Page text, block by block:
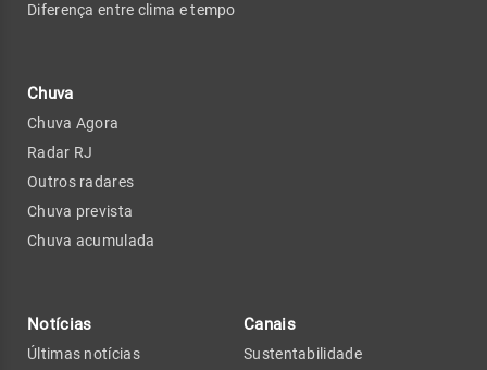
Diferença entre clima e tempo
Chuva
Chuva Agora
Radar RJ
Outros radares
Chuva prevista
Chuva acumulada
Notícias
Últimas notícias
Canais
Sustentabilidade